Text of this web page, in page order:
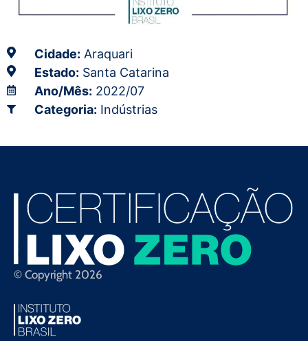
Cidade: Araquari
Estado: Santa Catarina
Ano/Mês: 2022/07
Categoria: Indústrias
© Copyright 2026